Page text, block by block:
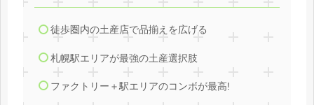
徒歩圏内の土産店で品揃えを広げる
札幌駅エリアが最強の土産選択肢
ファクトリー＋駅エリアのコンボが最高!